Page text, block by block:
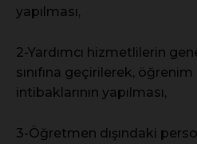
yapılması,
2-Yardımcı hizmetlilerin
sınıfına geçirilerek,
intibaklarının yapılması,
3-Öğretmen dışındaki